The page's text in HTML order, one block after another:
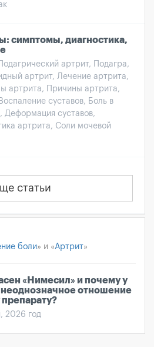
симптомы, диагностика,
артрит, Подагра,
артрит, Лечение артрита,
артрита, Причины артрита,
суставов, Боль в
Деформация суставов,
артрита, Соли мочевой
статьи
боли» и «Артрит»
«Нимесил» и почему у
отношение
препарату?
2026 год